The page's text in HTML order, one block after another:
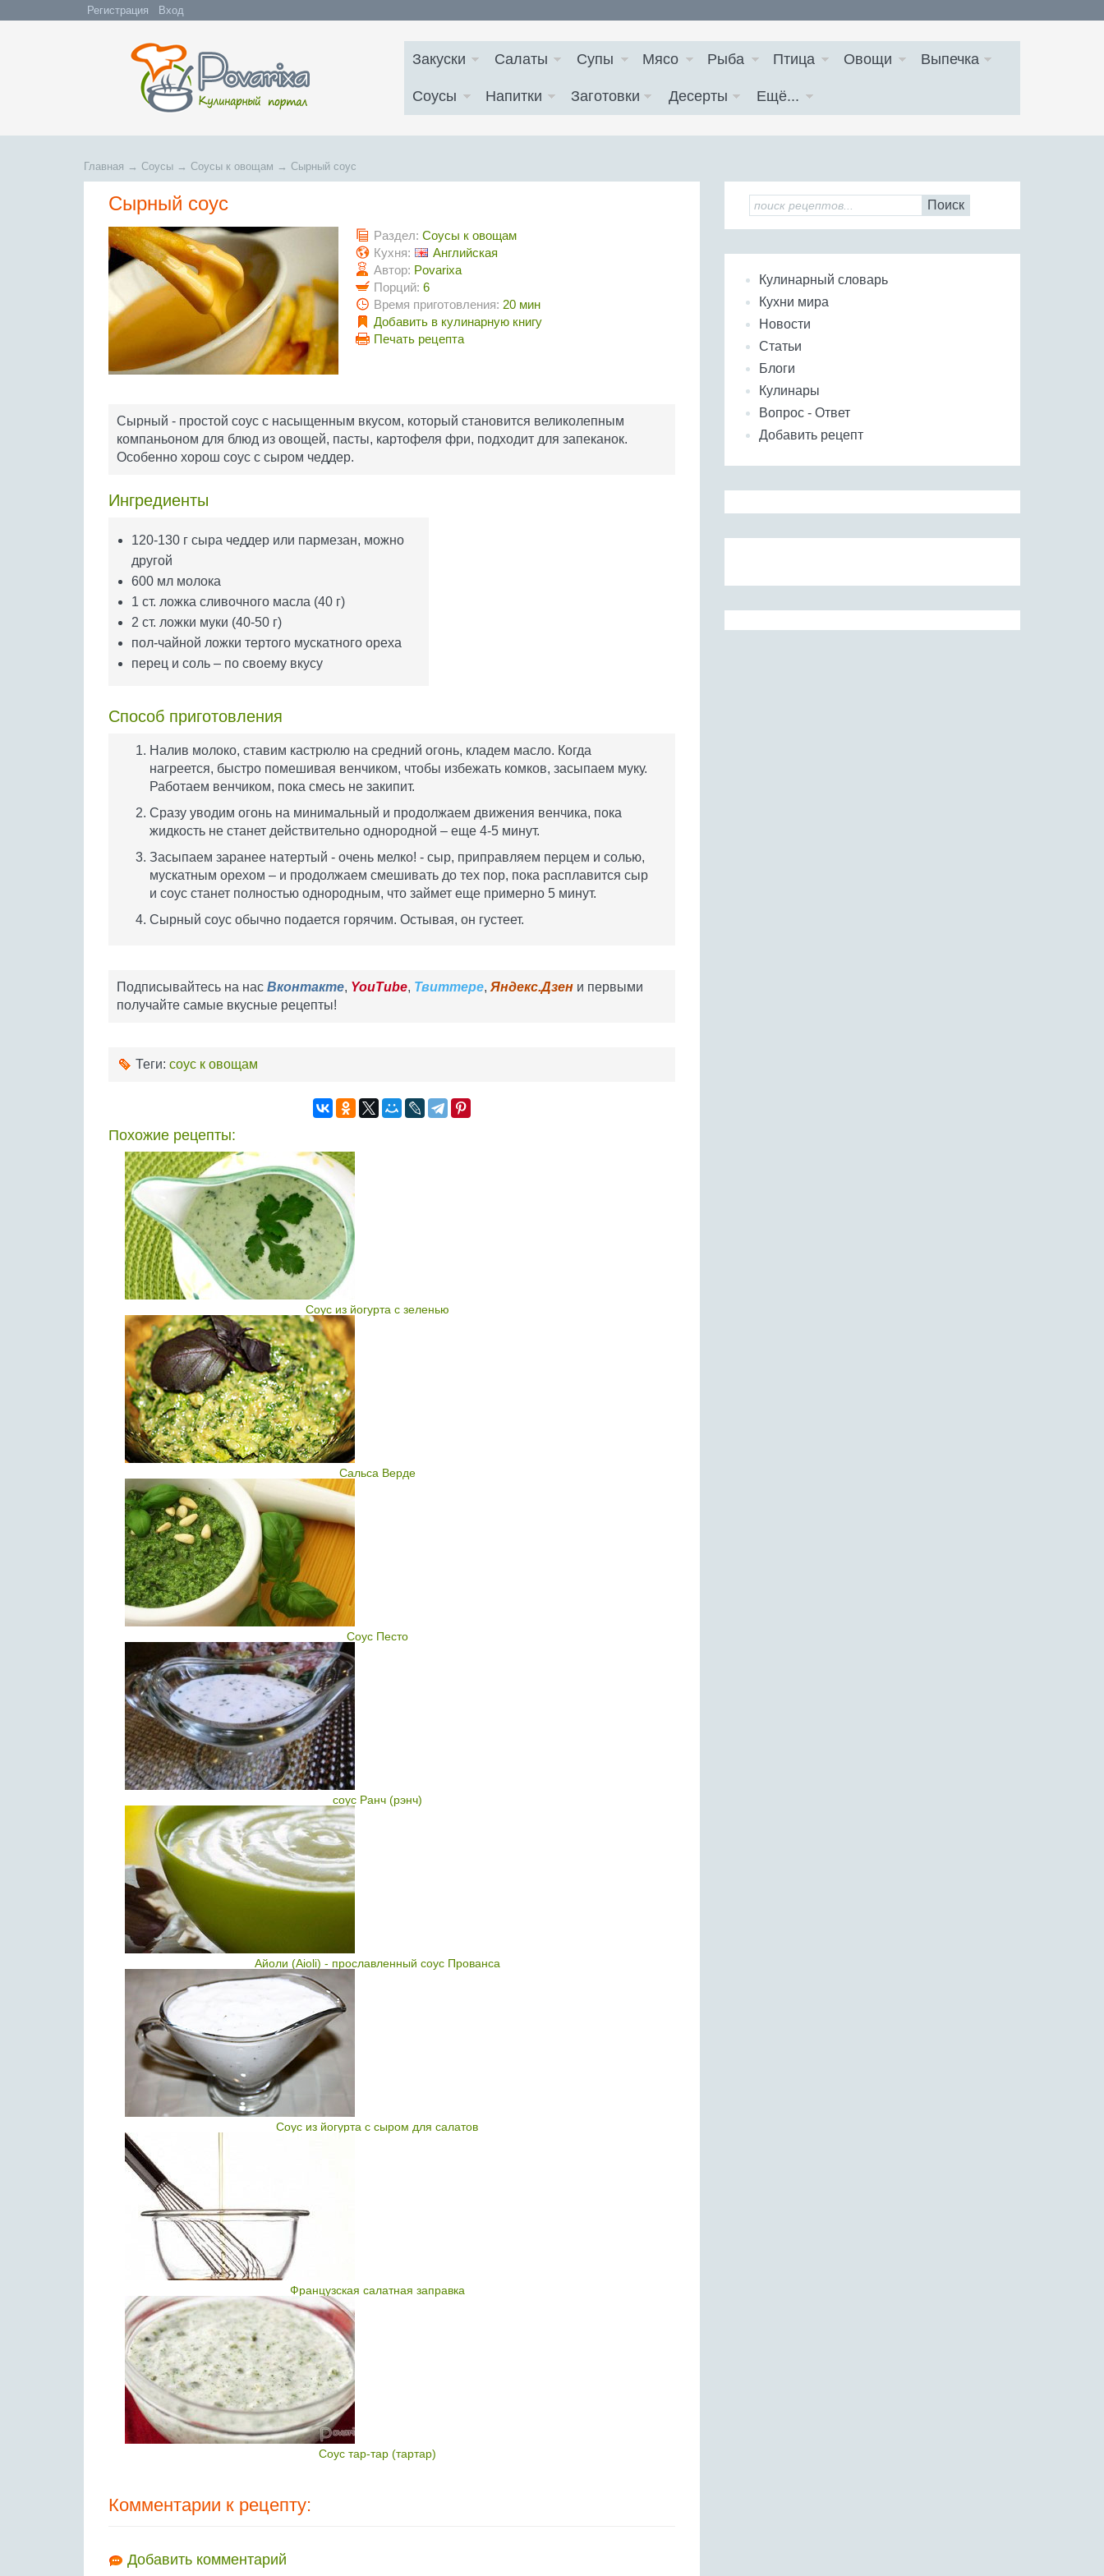
Регистрация Вход
Закуски Салаты Супы Мясо Рыба Птица Овощи Выпечка
Соусы Напитки Заготовки Десерты Ещё...
Главная → Соусы → Соусы к овощам → Сырный соус
Сырный соус
Раздел: Соусы к овощам
Кухня:
Английская
Автор: Povarixa
Порций: 6
Время приготовления: 20 мин
Добавить в кулинарную книгу
Печать рецепта
Сырный - простой соус с насыщенным вкусом, который становится великолепным
компаньоном для блюд из овощей, пасты, картофеля фри, подходит для запеканок.
Особенно хорош соус с сыром чеддер.
Ингредиенты
120-130 г сыра чеддер или пармезан, можно
другой
600 мл молока
1 ст. ложка сливочного масла (40 г)
2 ст. ложки муки (40-50 г)
пол-чайной ложки тертого мускатного ореха
перец и соль – по своему вкусу
Способ приготовления
Налив молоко, ставим кастрюлю на средний огонь, кладем масло. Когда
нагреется, быстро помешивая венчиком, чтобы избежать комков, засыпаем муку.
Работаем венчиком, пока смесь не закипит.
Сразу уводим огонь на минимальный и продолжаем движения венчика, пока
жидкость не станет действительно однородной – еще 4-5 минут.
Засыпаем заранее натертый - очень мелко! - сыр, приправляем перцем и солью,
мускатным орехом – и продолжаем смешивать до тех пор, пока расплавится сыр
и соус станет полностью однородным, что займет еще примерно 5 минут.
Сырный соус обычно подается горячим. Остывая, он густеет.
Подписывайтесь на нас Вконтакте, YouTube, Твиттере, Яндекс.Дзен и первыми
получайте самые вкусные рецепты!
Теги: соус к овощам
Похожие рецепты:
Соус из йогурта с зеленью
Сальса Верде
Соус Песто
соус Ранч (рэнч)
Айоли (Аioli) - прославленный соус Прованса
Соус из йогурта с сыром для салатов
Французская салатная заправка
Соус тар-тар (тартар)
Комментарии к рецепту:
Добавить комментарий
Поиск
Кулинарный словарь
Кухни мира
Новости
Статьи
Блоги
Кулинары
Вопрос - Ответ
Добавить рецепт